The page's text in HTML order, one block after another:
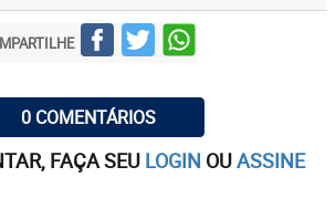
0 COMENTÁRIOS
FAÇA SEU LOGIN OUASSINE